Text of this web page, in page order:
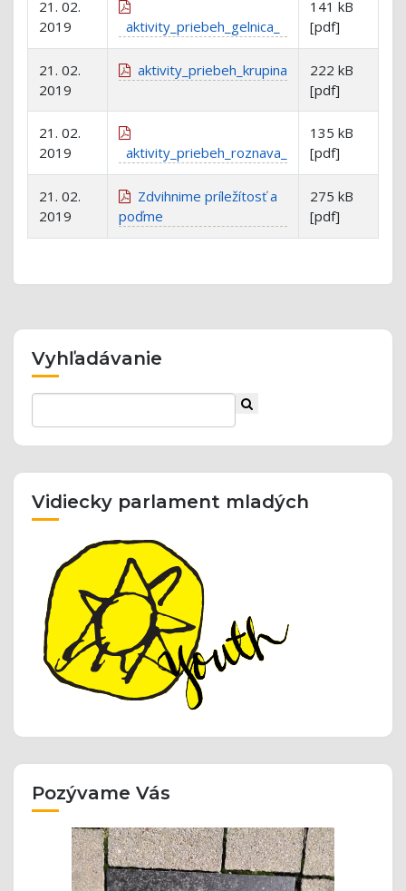
21. 02.
2019
aktivity_priebeh_gelnica_
141 kB
[pdf]
21. 02.
2019
aktivity_priebeh_krupina
222 kB
[pdf]
21. 02.
2019
aktivity_priebeh_roznava_
135 kB
[pdf]
21. 02.
2019
Zdvihnime príležítosť a
poďme
275 kB
[pdf]
Vyhľadávanie
Vidiecky parlament mladých
Pozývame Vás